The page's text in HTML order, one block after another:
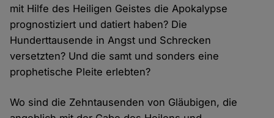
mit Hilfe des Heiligen Geistes die Apokalypse
prognostiziert und datiert haben? Die
Hunderttausende in Angst und Schrecken
versetzten? Und die samt und sonders eine
prophetische Pleite erlebten?
Wo sind die Zehntausenden von Gläubigen, die